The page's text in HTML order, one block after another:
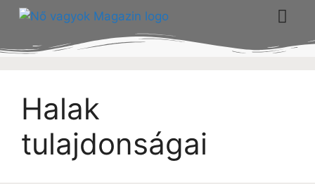
Halak
tulajdonságai